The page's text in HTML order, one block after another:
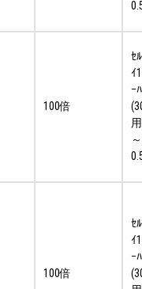
100倍
ｾ
ｲ
ｰ
100倍
ｾ
ｲ
ｰ